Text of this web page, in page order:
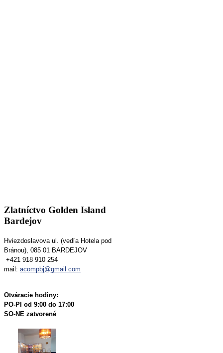
Zlatníctvo Golden Island
Bardejov
Hviezdoslavova ul. (vedľa Hotela pod
Bránou), 085 01 BARDEJOV
+421 918 910 254
mail: acompbj@gmail.com
Otváracie hodiny:
PO-PI od 9:00 do 17:00
SO-NE zatvorené